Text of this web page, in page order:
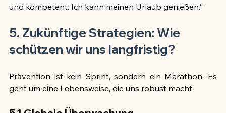
und kompetent. Ich kann meinen Urlaub genießen.“
5. Zukünftige Strategien: Wie
schützen wir uns langfristig?
Prävention ist kein Sprint, sondern ein Marathon. Es
geht um eine Lebensweise, die uns robust macht.